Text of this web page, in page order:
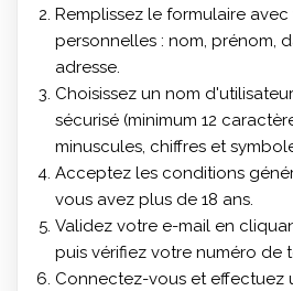
Remplissez le formulaire
personnelles : nom, prénom,
adresse.
Choisissez un nom
sécurisé (minimum 12
minuscules, chiffres et
Acceptez les conditions
vous avez plus de 18 ans.
Validez votre e-mail en
puis vérifiez votre numéro de
Connectez-vous et effectuez